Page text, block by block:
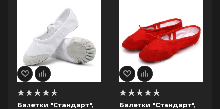
Балетки "Стандарт",
Балетки "Стандарт",